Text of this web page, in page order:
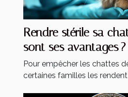
Rendre stérile sa
sont ses avantages ?
Pour empêcher les chattes
certaines familles les rendent